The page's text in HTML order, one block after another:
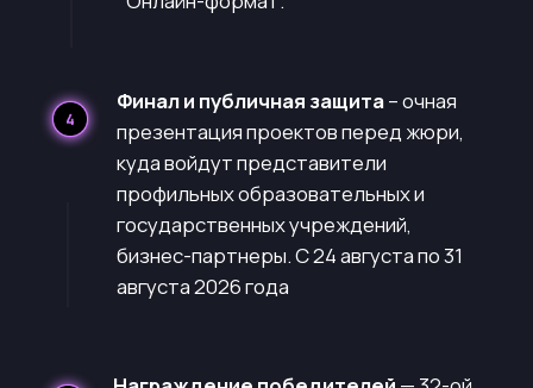
Победители получают не только